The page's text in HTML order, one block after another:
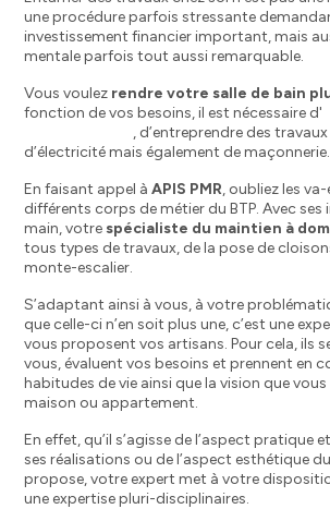
une procédure parfois stressante
investissement financier important, mais
mentale parfois tout aussi remarquable.
Vous voulez rendre votre salle de bain
fonction de vos besoins, il est nécessaire d'
, d’entreprendre des
d’électricité mais également de maçonnerie.
En faisant appel àAPIS PMR, oubliez les
différents corps de métier du BTP. Avec ses
main, votre spécialiste du maintien à
tous types de travaux, de la pose de
monte-escalier.
S’adaptant ainsi à vous, à votre
que celle-ci n’en soit plus une, c’est une
vous proposent vos artisans. Pour cela, ils
vous, évaluent vos besoins et prennent en
habitudes de vie ainsi que la vision que
maison ou appartement.
En effet, qu’il s’agisse de l’aspect pratique
ses réalisations ou de l’aspect esthétique
propose, votre expert met à votre
une expertise pluri-disciplinaires.